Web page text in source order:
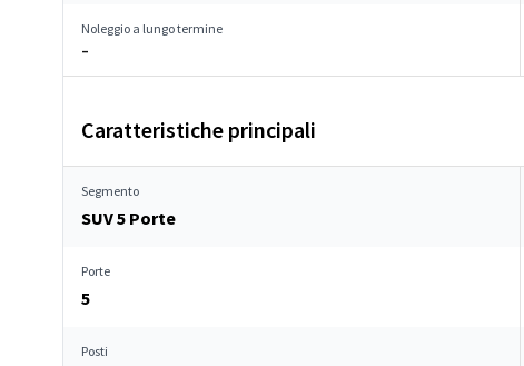
Noleggio a lungo termine
–
Caratteristiche principali
Segmento
SUV 5 Porte
Porte
5
Posti